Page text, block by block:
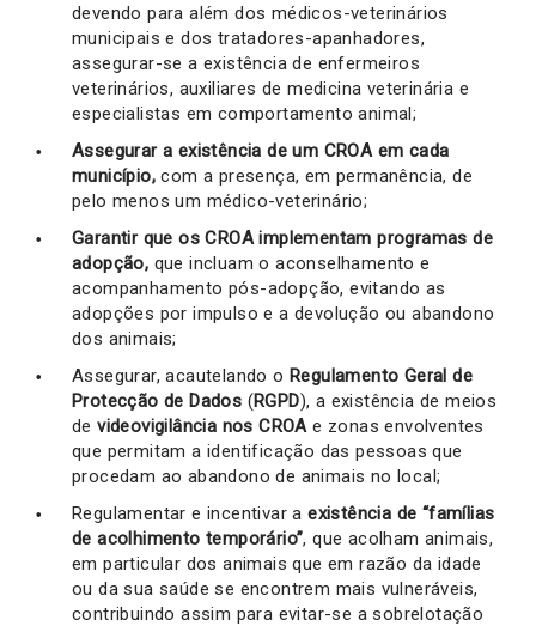
devendo para além dos médicos-veterinários
municipais e dos tratadores-apanhadores,
assegurar-se a existência de enfermeiros
veterinários, auxiliares de medicina veterinária e
especialistas em comportamento animal;
Assegurar a existência de um CROA em cada
município,com a presença, em permanência, de
pelo menos um médico-veterinário;
Garantir que os CROA implementam programas de
adopção, que incluam o aconselhamento e
acompanhamento pós-adopção, evitando as
adopções por impulso e a devolução ou abandono
dos animais;
Assegurar, acautelando o Regulamento Geral de
Protecção de Dados (RGPD), a existência de meios
devideovigilância nos CROAe zonas envolventes
que permitam a identificação das pessoas que
procedam ao abandono de animais no local;
Regulamentar e incentivar a existência de “famílias
de acolhimento temporário”, que acolham animais,
em particular dos animais que em razão da idade
ou da sua saúde se encontrem mais vulneráveis,
contribuindo assim para evitar-se a sobrelotação